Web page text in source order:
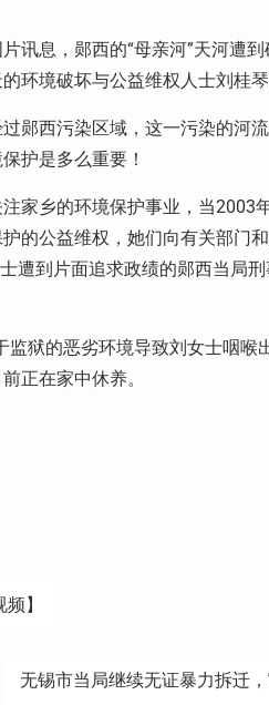
讯息，郧西的“母亲河”天河遭
环境破坏与公益维权人士刘桂琴
郧西污染区域，这一污染的河
护是多么重要！
家乡的环境保护事业，当2003
的公益维权，她们向有关部门
遭到片面追求政绩的郧西当局
狱的恶劣环境导致刘女士咽喉
正在家中休养。
】
无锡市当局继续无证暴力拆迁